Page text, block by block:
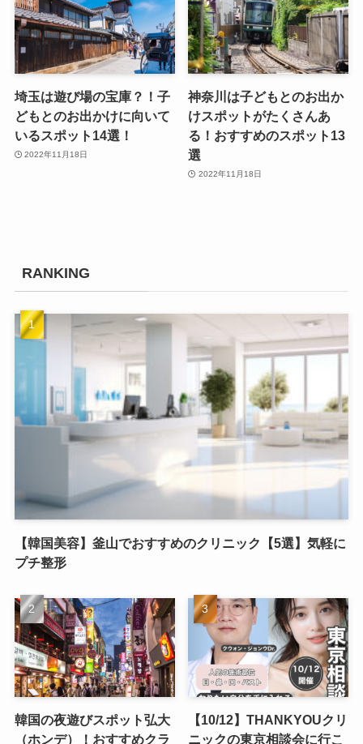
埼玉は遊び場の宝庫？！子
どもとのお出かけに向いて
いるスポット14選！
2022年11月18日
神奈川は子どもとのお出か
けスポットがたくさんあ
る！おすすめのスポット13
選
2022年11月18日
RANKING
【韓国美容】釜山でおすすめのクリニック【5選】気軽に
プチ整形
韓国の夜遊びスポット弘大
（ホンデ）！おすすめクラ
【10/12】THANKYOUクリ
ニックの東京相談会に行こ